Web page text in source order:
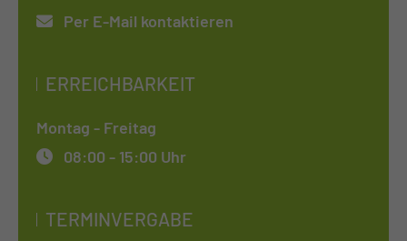
Per E-Mail kontaktieren
ERREICHBARKEIT
Montag - Freitag
08:00 - 15:00 Uhr
TERMINVERGABE